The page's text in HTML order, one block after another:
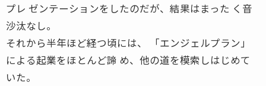
プレ ゼンテーションをしたのだが、結果はまった く音
沙汰なし。
それから半年ほど経つ頃には、 「エンジェルプラン」
による起業をほとんど諦 め、他の道を模索しはじめて
いた。